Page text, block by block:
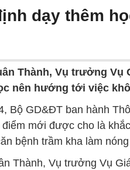
dạy thêm
Thành, Vụ trưởng
nên hướng tới việc
Bộ GD&ĐT ban hành
mới được cho là
bệnh trầm kha làm
Thành, Vụ trưởng Vụ